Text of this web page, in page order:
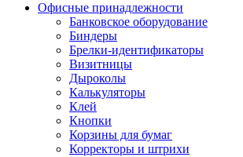
Офисные принадлежности
Банковское оборудование
Биндеры
Брелки-идентификаторы
Визитницы
Дыроколы
Калькуляторы
Клей
Кнопки
Корзины для бумаг
Корректоры и штрихи